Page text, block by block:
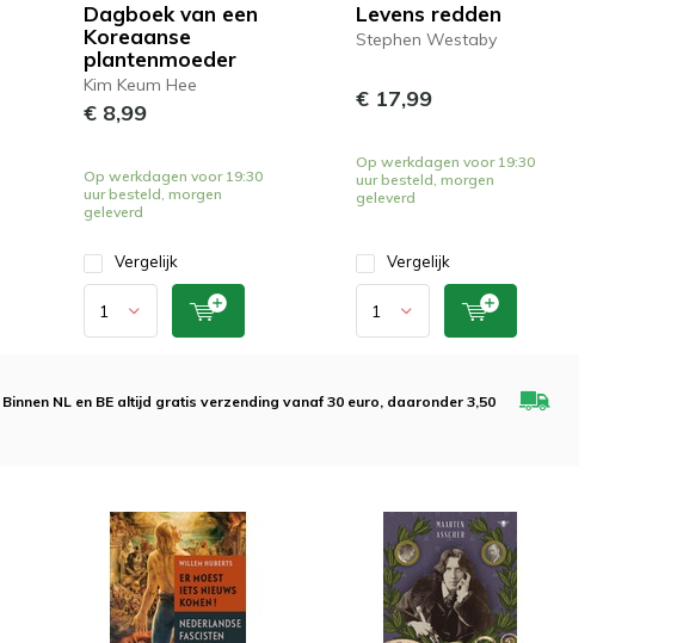
Dagboek van een
Koreaanse
plantenmoeder
Kim Keum Hee
€ 8,99
Op werkdagen voor 19:30
uur besteld, morgen
geleverd
Vergelijk
Levens redden
Stephen Westaby
€ 17,99
Op werkdagen voor 19:30
uur besteld, morgen
geleverd
Vergelijk
Binnen NL en BE altijd gratis verzending vanaf 30 euro, daaronder 3,50